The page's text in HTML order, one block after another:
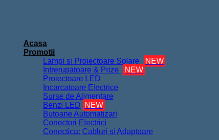
Acasa
Promotii
Lampi si Proiectoare Solare
NEW
Intrerupatoare & Prize
NEW
Proiectoare LED
Incarcatoare Electrice
Surse de Alimentare
Benzi LED
NEW
Butoane Automatizari
Conectori Electrici
Conectica: Cabluri si Adaptoare